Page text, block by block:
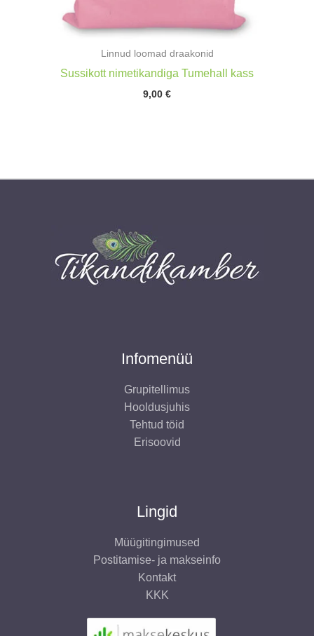
Linnud loomad draakonid
Sussikott nimetikandiga Tumehall kass
9,00 €
Infomenüü
Grupitellimus
Hooldusjuhis
Tehtud töid
Erisoovid
Lingid
Müügitingimused
Postitamise- ja makseinfo
Kontakt
KKK